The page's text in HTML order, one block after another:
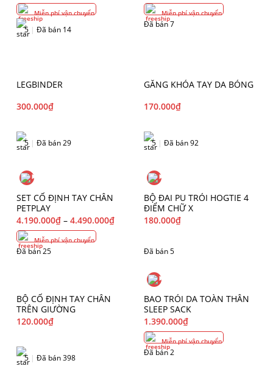
Miễn phí vận chuyển
5 | Đã bán 14
Miễn phí vận chuyển
Đã bán 7
LEGBINDER
300.000₫
5 | Đã bán 29
GĂNG KHÓA TAY DA BÓNG
170.000₫
5 | Đã bán 92
SET CỐ ĐỊNH TAY CHÂN
PETPLAY
4.190.000₫ – 4.490.000₫
Miễn phí vận chuyển
Đã bán 25
BỘ ĐAI PU TRÓI HOGTIE 4
ĐIỂM CHỮ X
180.000₫
Đã bán 5
BỘ CỐ ĐỊNH TAY CHÂN
TRÊN GIƯỜNG
120.000₫
5 | Đã bán 398
BAO TRÓI DA TOÀN THÂN
SLEEP SACK
1.390.000₫
Miễn phí vận chuyển
Đã bán 2